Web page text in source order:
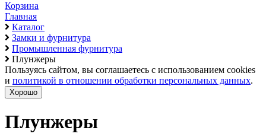
Корзина
Главная
Каталог
Замки и фурнитура
Промышленная фурнитура
Плунжеры
Пользуясь сайтом, вы соглашаетесь с использованием cookies
и политикой в отношении обработки персональных данных.
Хорошо
Плунжеры